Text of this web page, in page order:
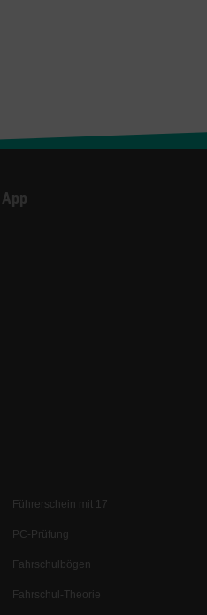
Führerschein mit 17
PC-Prüfung
Fahrschulbögen
Fahrschul-Theorie